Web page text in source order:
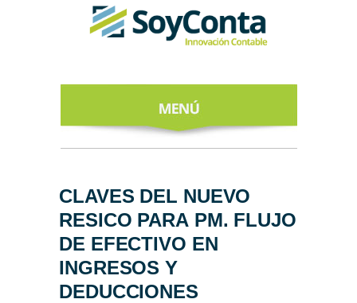
ACERCA DE
NUESTROS
EXPERTOS
TODO SOBRE
EL CFDI 4.0
CLAVES DEL NUEVO
RESICO PARA PM. FLUJO
DE EFECTIVO EN
INGRESOS Y
DEDUCCIONES